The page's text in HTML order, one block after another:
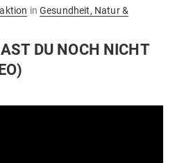
in Gesundheit, Natur &
DU NOCH NICHT